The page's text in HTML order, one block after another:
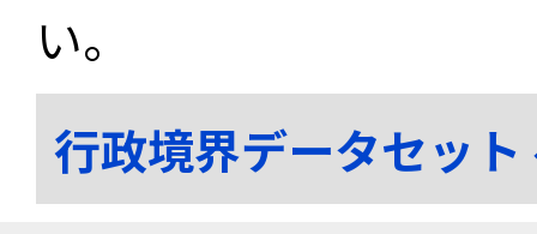
い。
行政境界データセッ